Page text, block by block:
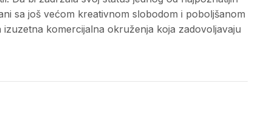
sa još većom kreativnom slobodom i poboljšanom
komercijalna okruženja koja zadovoljavaju